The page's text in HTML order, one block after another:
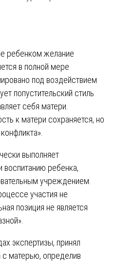
ребенком желание
в полной мере
под воздействием
попустительский стиль
себя матери.
к матери сохраняется, но
выполняет
воспитанию ребенка,
учреждением.
участия не
позиция не является
экспертизы, принял
с матерью, определив